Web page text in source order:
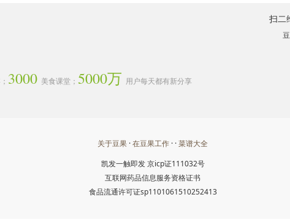
3000 美食课堂； 5000万 用户每天都有新分享
扫二
关于豆果 ·在豆果工作 · ·菜谱大全
凯发一触即发 京icp证111032号
互联网药品信息服务资格证书
食品流通许可证sp1101061510252413